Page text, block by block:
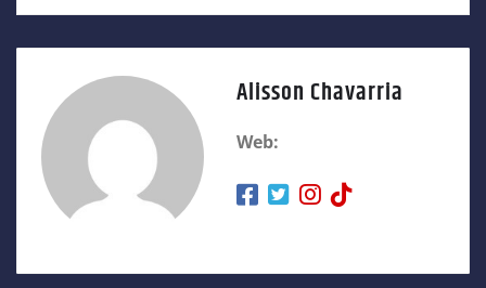
Alisson Chavarria
Web: